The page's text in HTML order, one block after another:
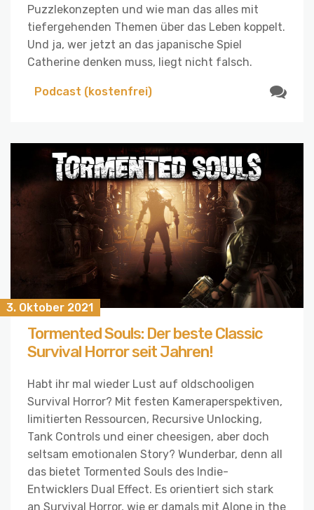
Puzzlekonzepten und wie man das alles mit
tiefergehenden Themen über das Leben koppelt.
Und ja, wer jetzt an das japanische Spiel
Catherine denken muss, liegt nicht falsch.
Podcast (kostenfrei)
3. Oktober 2021
Tormented Souls: Der beste Classic
Survival Horror seit Jahren!
Habt ihr mal wieder Lust auf oldschooligen
Survival Horror? Mit festen Kameraperspektiven,
limitierten Ressourcen, Recursive Unlocking,
Tank Controls und einer cheesigen, aber doch
seltsam emotionalen Story? Wunderbar, denn all
das bietet Tormented Souls des Indie-
Entwicklers Dual Effect. Es orientiert sich stark
an Survival Horror, wie er damals mit Alone in the